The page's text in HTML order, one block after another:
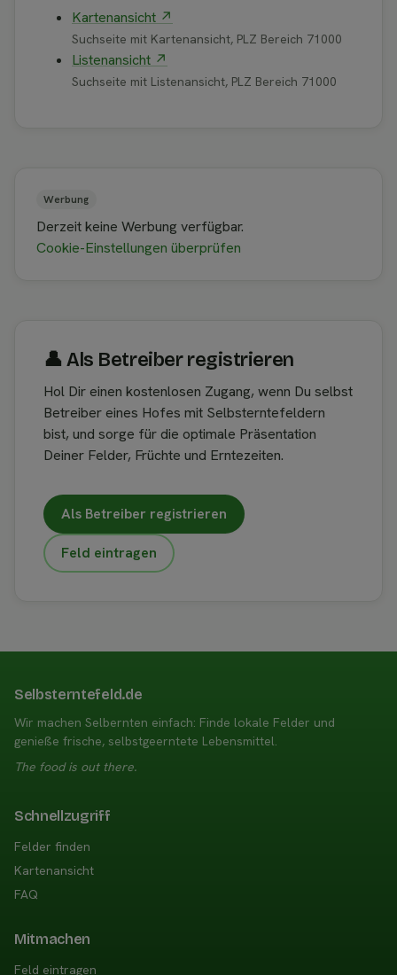
Kartenansicht ↗
Suchseite mit Kartenansicht, PLZ Bereich 71000
Listenansicht ↗
Suchseite mit Listenansicht, PLZ Bereich 71000
Werbung
Derzeit keine Werbung verfügbar.
Cookie-Einstellungen überprüfen
👤︎ Als Betreiber registrieren
Hol Dir einen kostenlosen Zugang, wenn Du selbst
Betreiber eines Hofes mit Selbsterntefeldern
bist, und sorge für die optimale Präsentation
Deiner Felder, Früchte und Erntezeiten.
Als Betreiber registrieren
Feld eintragen
Selbsterntefeld.de
Wir machen Selbernten einfach: Finde lokale Felder und
genieße frische, selbstgeerntete Lebensmittel.
The food is out there.
Schnellzugriff
Felder finden
Kartenansicht
FAQ
Mitmachen
Feld eintragen